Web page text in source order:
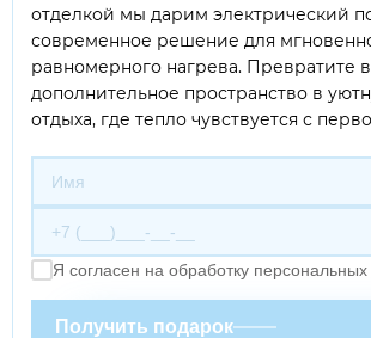
отделкой мы дарим электрический
современное решение для
равномерного нагрева. Превратите
дополнительное пространство в
отдыха, где тепло чувствуется с
Я согласен на обработку
Получить подарок